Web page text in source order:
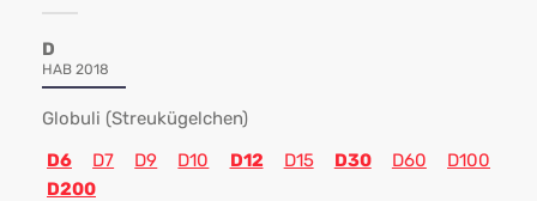
D
HAB 2018
Globuli (Streukügelchen)
D6
D7 D9 D10 D12 D15 D30 D60
D100
D200